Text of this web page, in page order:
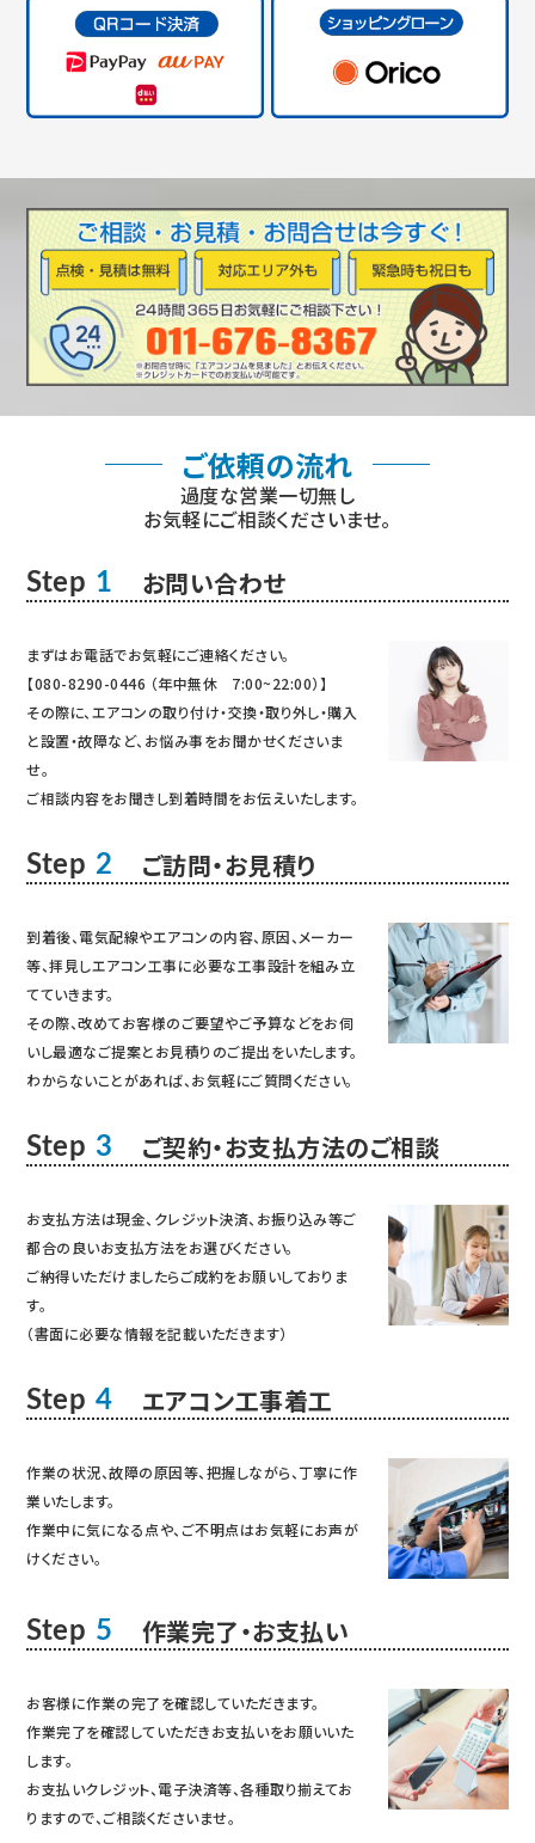
ご依頼の流れ
過度な営業一切無し
お気軽にご相談くださいませ。
Step 1 お問い合わせ
まずはお電話でお気軽にご連絡ください。
【080-8290-0446 （年中無休 7:00~22:00）】
その際に、エアコンの取り付け・交換・取り外し・購入
と設置・故障など、お悩み事をお聞かせくださいま
せ。
ご相談内容をお聞きし到着時間をお伝えいたします。
Step 2 ご訪問・お見積り
到着後、電気配線やエアコンの内容、原因、メーカー
等、拝見しエアコン工事に必要な工事設計を組み立
てていきます。
その際、改めてお客様のご要望やご予算などをお伺
いし最適なご提案とお見積りのご提出をいたします。
わからないことがあれば、お気軽にご質問ください。
Step 3 ご契約・お支払方法のご相談
お支払方法は現金、クレジット決済、お振り込み等ご
都合の良いお支払方法をお選びください。
ご納得いただけましたらご成約をお願いしておりま
す。
（書面に必要な情報を記載いただきます）
Step 4 エアコン工事着工
作業の状況、故障の原因等、把握しながら、丁寧に作
業いたします。
作業中に気になる点や、ご不明点はお気軽にお声が
けください。
Step 5 作業完了・お支払い
お客様に作業の完了を確認していただきます。
作業完了を確認していただきお支払いをお願いいた
します。
お支払いクレジット、電子決済等、各種取り揃えてお
りますので、ご相談くださいませ。